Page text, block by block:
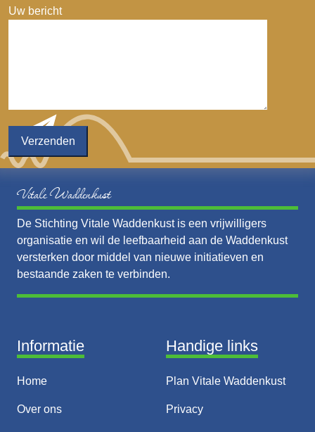
Uw bericht
Vitale Waddenkust
De Stichting Vitale Waddenkust is een vrijwilligers
organisatie en wil de leefbaarheid aan de Waddenkust
versterken door middel van nieuwe initiatieven en
bestaande zaken te verbinden.
Informatie
Home
Over ons
Handige links
Plan Vitale Waddenkust
Privacy